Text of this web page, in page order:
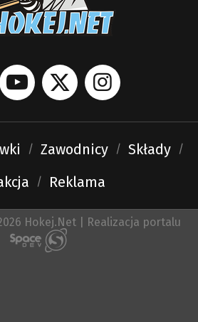
Zawodnicy
Składy
Reklama
Hokej.Net | Realizacja portalu